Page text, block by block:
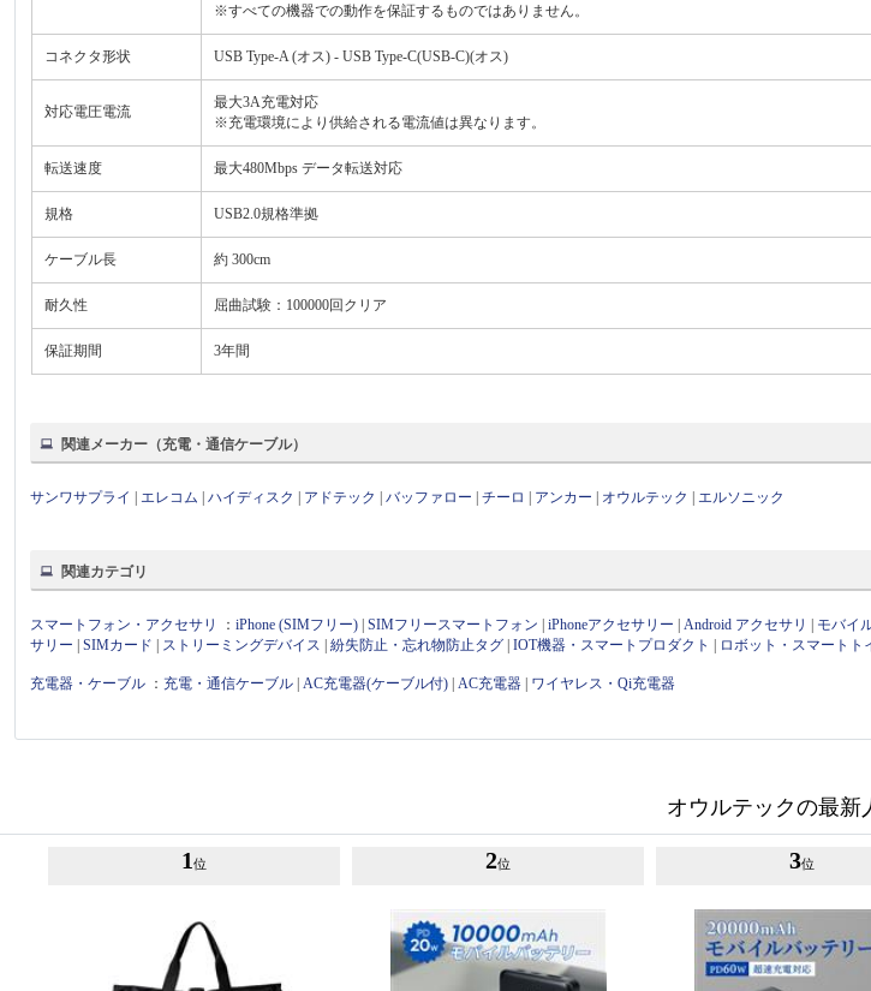
※すべての機器での動作を保証するものではありません。
コネクタ形状 USB Type-A (オス) - USB Type-C(USB-C)(オス)
対応電圧電流
最大3A充電対応
※充電環境により供給される電流値は異なります。
転送速度 最大480Mbps データ転送対応
規格 USB2.0規格準拠
ケーブル長 約 300cm
耐久性 屈曲試験：100000回クリア
保証期間 3年間
関連メーカー（充電・通信ケーブル）
サンワサプライ エレコム |ハイディスク アドテック |バッファロー |チーロ アンカー オウルテック エルソニック
関連カテゴリ
スマートフォン・アクセサリ ：iPhone (SIMフリー) |SIMフリースマートフォン |iPhoneアクセサリー |Android アクセサリ モバイ
サリー |SIMカード ストリーミングデバイス |紛失防止・忘れ物防止タグ |IOT機器・スマートプロダクト ロボット・スマートト
充電器・ケーブル ： 充電・通信ケーブル |AC充電器(ケーブル付) |AC充電器 ワイヤレス・Qi充電器
オウルテックの最新
1 位 2位 3位